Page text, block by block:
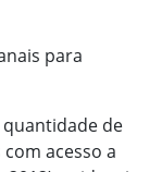
para
quantidade de
acesso a